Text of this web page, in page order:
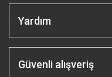
Yardım
Güvenli alışveriş